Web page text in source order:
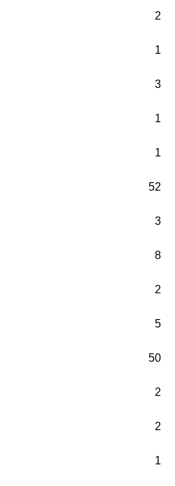
2
1
3
1
1
52
3
8
2
5
50
2
2
1